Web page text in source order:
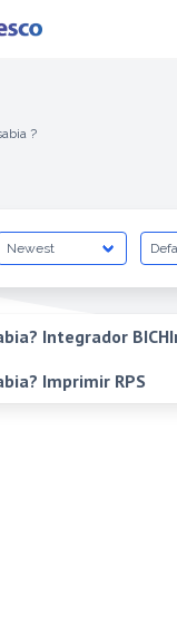
?
Integrador
Imprimir RPS